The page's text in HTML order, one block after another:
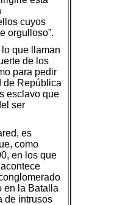
cuyos
orgulloso”.
que llaman
de los
para pedir
de República
esclavo que
ser
es
como
en los que
en la Batalla
de intrusos